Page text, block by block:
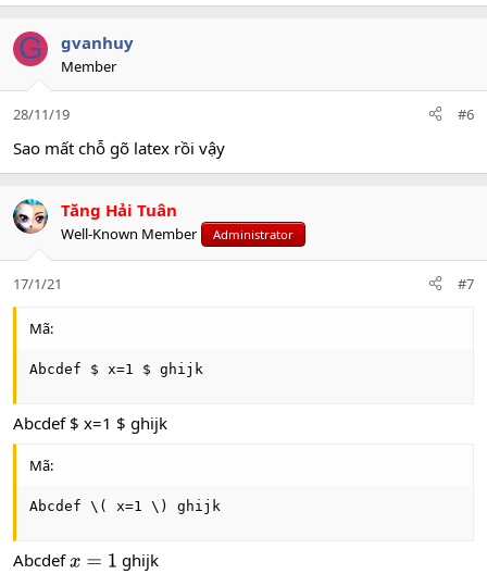
G gvanhuy
Member
28/11/19 #6
Sao mất chỗ gõ latex rồi vậy
Tăng Hải Tuân
Well-Known Member Administrator
17/1/21 #7
Mã:
Abcdef $ x=1 $ ghijk
Abcdef $ x=1 $ ghijk
Mã:
Abcdef \( x=1 \) ghijk
Abcdefx=1 ghijk